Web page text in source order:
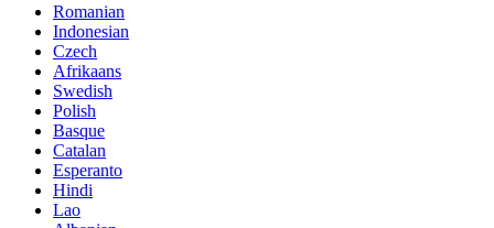
Romanian
Indonesian
Czech
Afrikaans
Swedish
Polish
Basque
Catalan
Esperanto
Hindi
Lao